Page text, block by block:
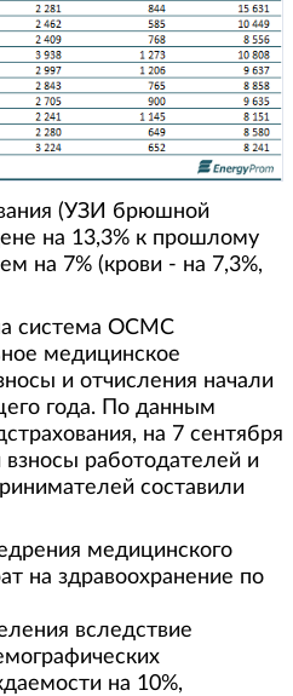
(УЗИ брюшной
на 13,3% к прошлому
на 7% (крови - на 7,3%,
система ОСМС
медицинское
и отчисления начали
года. По данным
на 7 сентября
взносы работодателей и
составили
медицинского
на здравоохранение по
вследствие
на 10%,